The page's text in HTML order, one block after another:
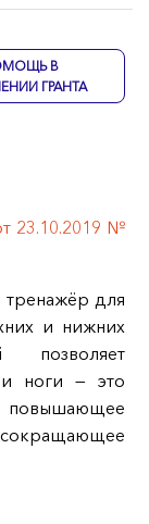
В
ГРАНТА
23.10.2019 №
тренажёр для
и нижних
позволяет
ноги — это
сокращающее